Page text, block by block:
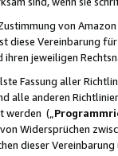
von
diese Vereinbarung
ihren jeweiligen
Fassung aller
alle anderen
werden („
Widersprüchen
dieser